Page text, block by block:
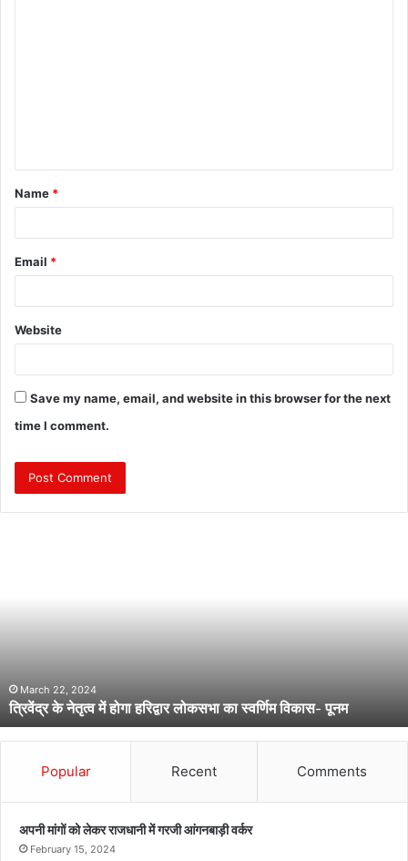
t
*
Name *
Email *
Website
Save my name, email, and website in this browser for the next
time I comment.
गा
ह
रि
लो
March 22, 2024
त्रिवेंद्र के नेतृत्व में होगा हरिद्वार लोकसभा का स्वर्णिम विकास- पूनम
Popular Recent Comments
अपनी मांगों को लेकर राजधानी में गरजी आंगनबाड़ी वर्कर
February 15, 2024